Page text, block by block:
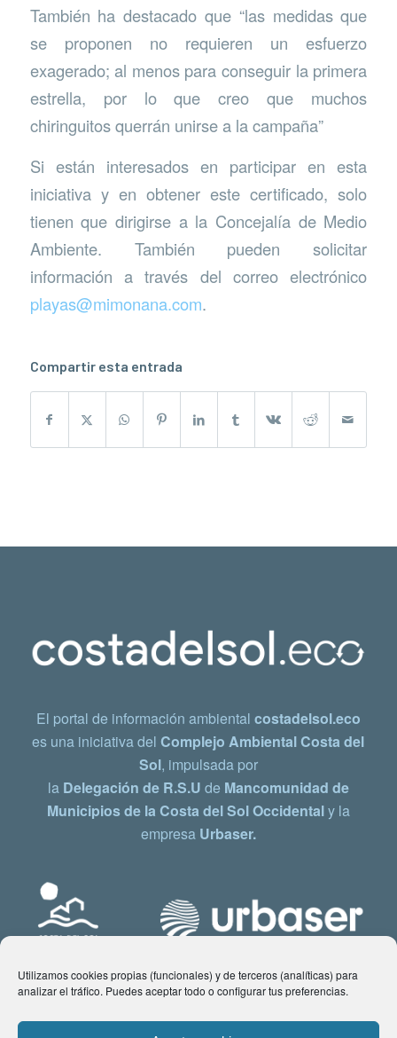
Utilizamos cookies propias (funcionales) y de terceros (analíticas) para
analizar el tráfico. Puedes aceptar todo o configurar tus preferencias.
También ha destacado que “las medidas que
se proponen no requieren un esfuerzo
exagerado; al menos para conseguir la primera
estrella, por lo que creo que muchos
chiringuitos querrán unirse a la campaña”
Si están interesados en participar en esta
iniciativa y en obtener este certificado, solo
tienen que dirigirse a la Concejalía de Medio
Ambiente. También pueden solicitar
información a través del correo electrónico
playas@mimonana.com.
Compartir esta entrada
El portal de información ambiental costadelsol.eco
es una iniciativa delComplejo Ambiental Costa del
Sol, impulsada por
la Delegación de R.S.U de Mancomunidad de
Municipios de la Costa del Sol Occidentaly la
empresa Urbaser.